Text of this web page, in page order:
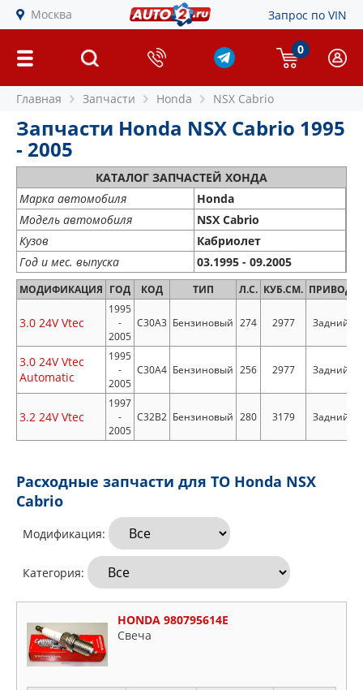
Москва Запрос по VIN
0
Главная Запчасти Honda NSX Cabrio
Запчасти Honda NSX Cabrio 1995
- 2005
КАТАЛОГ ЗАПЧАСТЕЙ ХОНДА
Марка автомобиля
Honda
Модель автомобиля
NSX Cabrio
Кузов
Кабриолет
Год и мес. выпуска
03.1995 - 09.2005
МОДИФИКАЦИЯ ГОД КОД ТИП Л.С. КУБ.СМ. ПРИВОД
3.0 24V Vtec
1995
-
2005
C30A3 Бензиновый 274 2977 Задний
3.0 24V Vtec
Automatic
1995
-
2005
C30A4 Бензиновый 256 2977 Задний
3.2 24V Vtec
1997
-
2005
C32B2 Бензиновый 280 3179 Задний
Расходные запчасти для ТО Honda NSX
Cabrio
Модификация:
Категория:
HONDA 980795614E
Свеча